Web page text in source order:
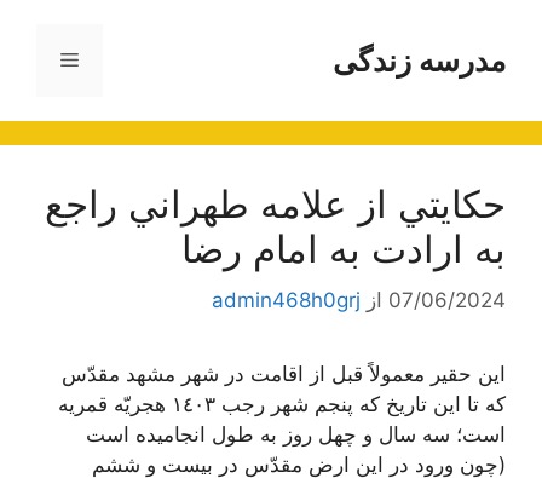
محتوامدرسه زندگی فهرست
حكايتي از علامه طهراني راجع
به ارادت به امام رضا
07/06/2024 از admin468h0grj
اين حقير معمولاً قبل از اقامت در شهر مشهد مقدّس
كه تا اين تاريخ كه پنجم شهر رجب ١٤٠٣ هجريّه قمريه
است؛ سه سال و چهل روز به طول انجاميده است
(چون ورود در اين ارض مقدّس در بيست و ششم